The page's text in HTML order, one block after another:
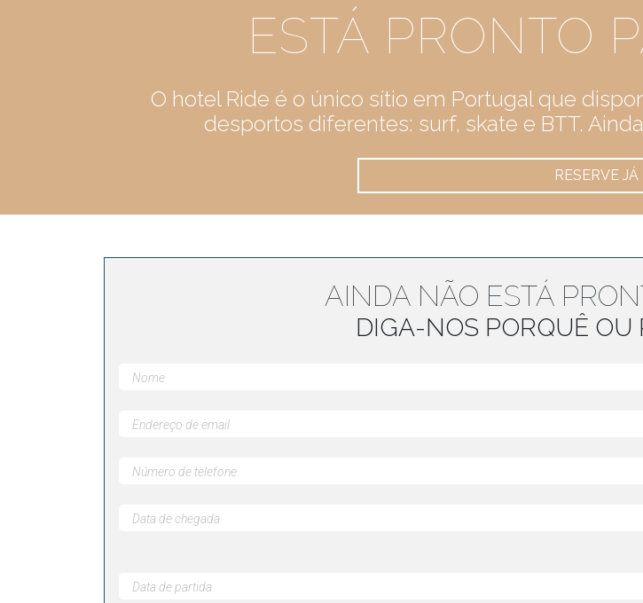
ESTÁ PRONTO
O hotel Ride é o único sítio em Portugal que
desportos diferentes: surf, skate e BTT.
RESERVE JÁ
AINDA NÃO ESTÁ
DIGA-NOS PORQUÊ